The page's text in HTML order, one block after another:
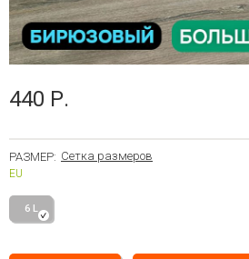
440 Р.
РАЗМЕР: Сетка размеров
EU
6 L